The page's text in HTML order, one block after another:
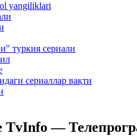
yangiliklari
туркия сериали
сериаллар вақти
TvInfo —